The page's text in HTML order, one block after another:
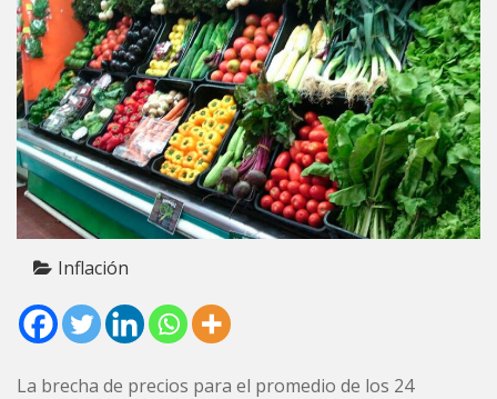
Inflación
La brecha de precios para el promedio de los 24